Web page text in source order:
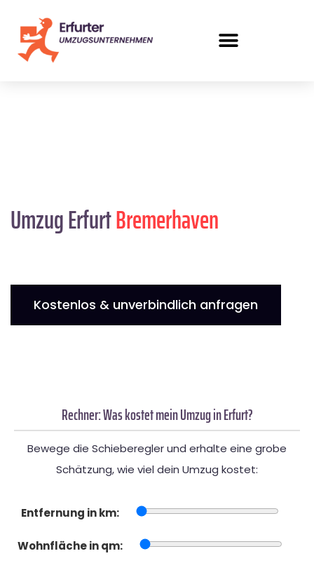
Umzug ErfurtBremer­haven
Kostenlos & unverbindlich anfragen
Rechner: Was kostet mein Umzug in Erfurt?
Bewege die Schieberegler und erhalte eine grobe
Schätzung, wie viel dein Umzug kostet:
Entfernung in km:
Wohnfläche in qm: